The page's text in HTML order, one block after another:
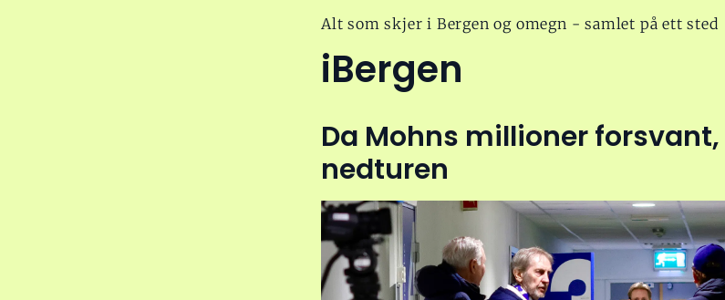
Alt som skjer i Bergen og omegn - samlet på ett sted
iBergen
Da Mohns millioner
nedturen